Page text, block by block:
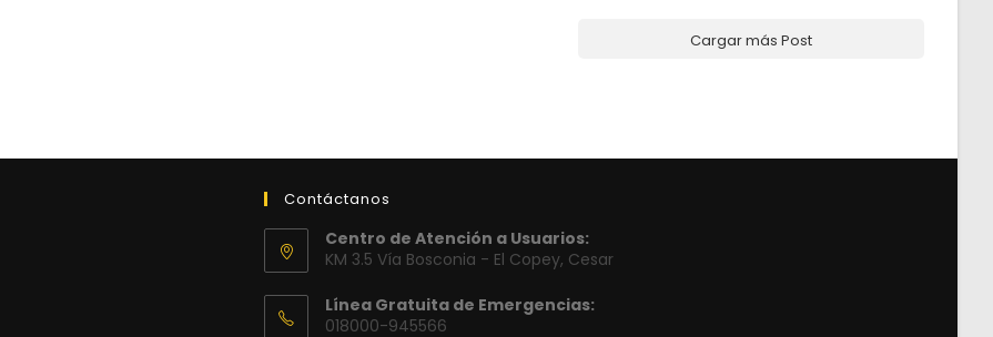
Cargar más Post
Contáctanos
Centro de Atención a Usuarios:
KM 3.5 Vía Bosconia - El Copey, Cesar
Línea Gratuita de Emergencias:
018000-945566